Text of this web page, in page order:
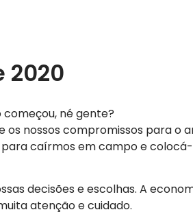
2020
né gente?
nossos compromissos para o
para caírmos em campo e
decisões e escolhas. A
atenção e cuidado.